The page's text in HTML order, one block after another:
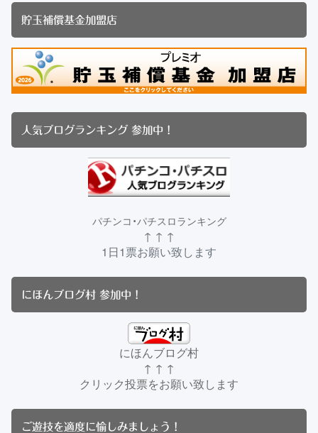
貯玉補償基金加盟店
人気ブログランキング 参加中！
パチンコ・パチスロランキング
↑ ↑ ↑
1日1票お願い致します
にほんブログ村 参加中！
にほんブログ村
↑ ↑ ↑
クリック投票をお願い致します
ご遊技を適度に愉しみましょう！